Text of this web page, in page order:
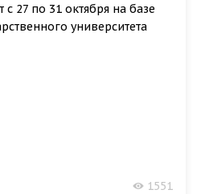
27 по 31 октября на базе
университета
1551